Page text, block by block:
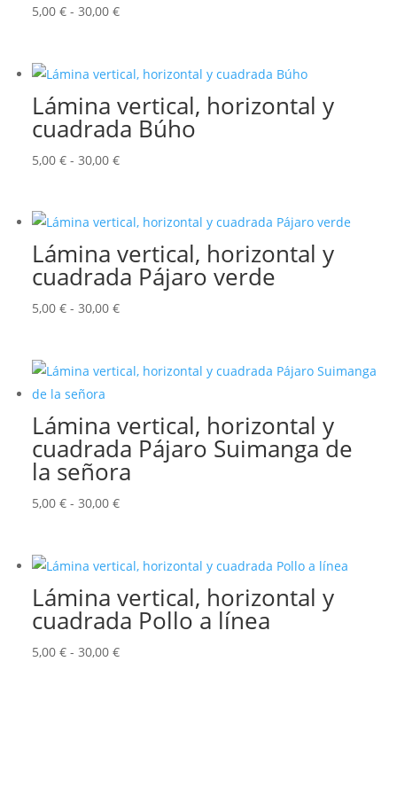
5,00€ - 30,00€Rango
desde
5,00 €
hasta
Lámina vertical, horizontal y
cuadrada Búho
5,00€ - 30,00€Rango
desde
5,00 €
hasta
Lámina vertical, horizontal y
cuadrada Pájaro verde
5,00€ - 30,00€Rango
desde
hasta
30,00 €
Lámina vertical, horizontal y
cuadrada Pájaro Suimanga de
la señora
5,00€ - 30,00€Rango
desde
5,00 €
hasta
Lámina vertical, horizontal y
cuadrada Pollo a línea
5,00€ - 30,00€Rango